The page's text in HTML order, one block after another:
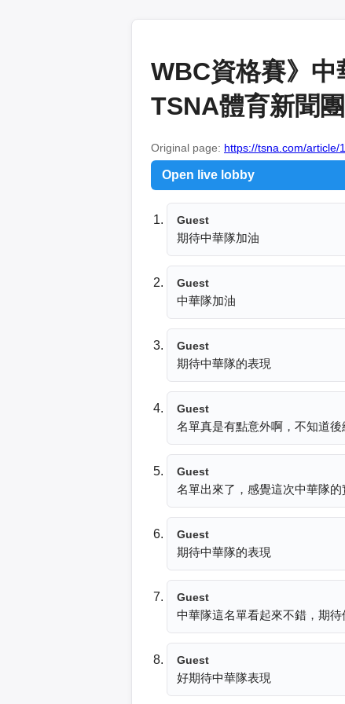
WBC資格賽》
TSNA體育新聞
Original page: https://tsna.com/article/
Open live lobby
Guest
期待中華隊加油
Guest
中華隊加油
Guest
期待中華隊的表現
Guest
名單真是有點意外啊，不知道
Guest
名單出來了，感覺這次中華隊
Guest
期待中華隊的表現
Guest
中華隊這名單看起來不錯，期
Guest
好期待中華隊表現